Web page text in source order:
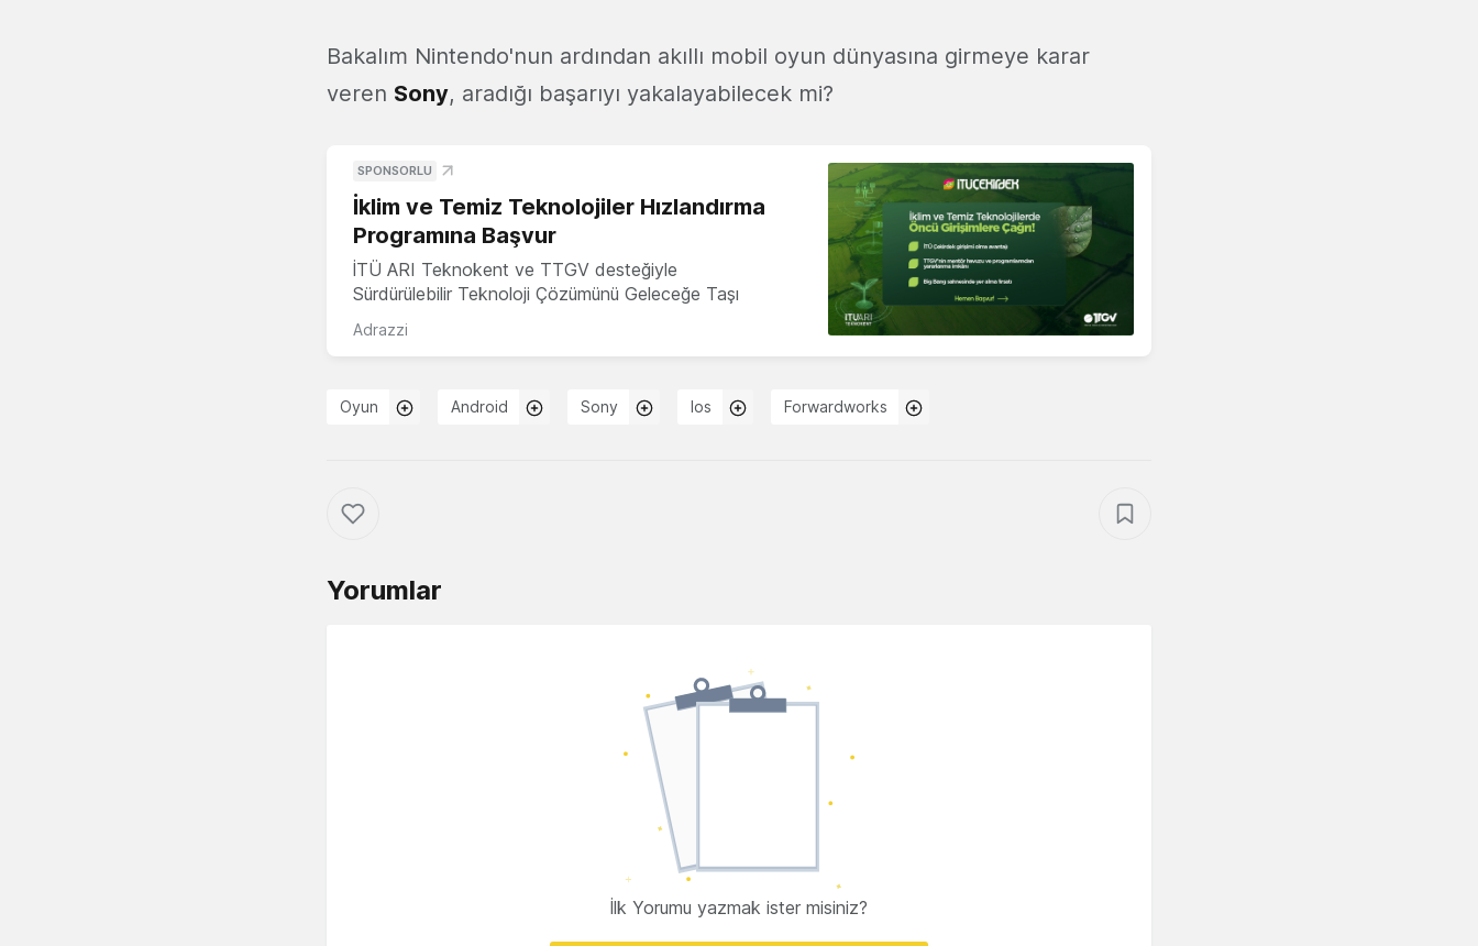
Bakalım Nintendo'nun ardından akıllı mobil oyun dünyasına girmeye karar
veren Sony, aradığı başarıyı yakalayabilecek mi?
SPONSORLU
İklim ve Temiz Teknolojiler Hızlandırma
Programına Başvur
İTÜ ARI Teknokent ve TTGV desteğiyle
Sürdürülebilir Teknoloji Çözümünü Geleceğe Taşı
Adrazzi
Oyun Android Sony Ios Forwardworks
Yorumlar
İlk Yorumu yazmak ister misiniz?